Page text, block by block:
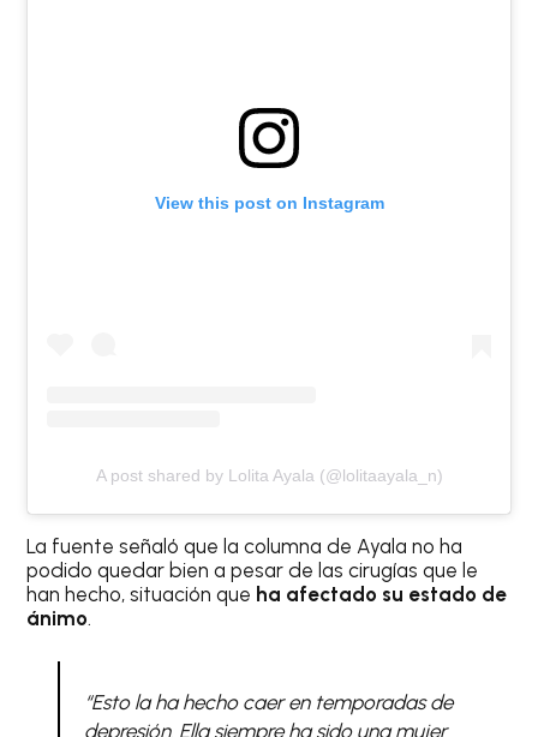
View this post on Instagram
A post shared by Lolita Ayala (@lolitaayala_n)
La fuente señaló que la columna de Ayala no ha
podido quedar bien a pesar de las cirugías que le
han hecho, situación que ha afectado su estado de
ánimo.
“Esto la ha hecho caer en temporadas de
depresión. Ella siempre ha sido una mujer